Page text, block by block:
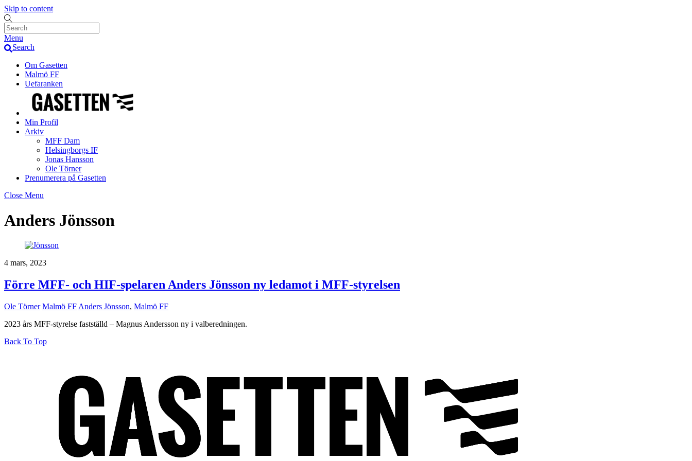
Skip to content
Menu
Search
Om Gasetten
Malmö FF
Uefaranken
Min Profil
Arkiv
MFF Dam
Helsingborgs IF
Jonas Hansson
Ole Törner
Prenumerera på Gasetten
Close Menu
Anders Jönsson
4 mars, 2023
Förre MFF- och HIF-spelaren Anders Jönsson ny ledamot i MFF-styrelsen
Ole Törner Malmö FF Anders Jönsson, Malmö FF
2023 års MFF-styrelse fastställd – Magnus Andersson ny i valberedningen.
Back To Top